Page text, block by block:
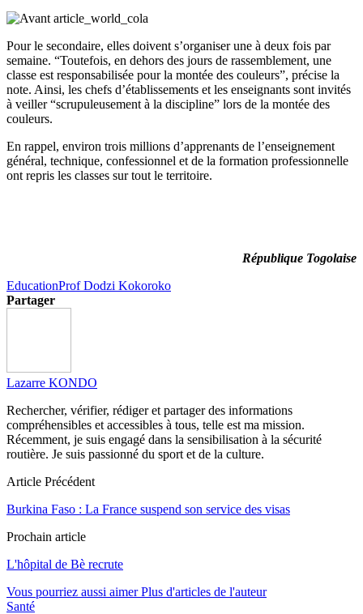
Pour le secondaire, elles doivent s’organiser une à deux fois par
semaine. “Toutefois, en dehors des jours de rassemblement, une
classe est responsabilisée pour la montée des couleurs”, précise la
note. Ainsi, les chefs d’établissements et les enseignants sont invités
à veiller “scrupuleusement à la discipline” lors de la montée des
couleurs.
En rappel, environ trois millions d’apprenants de l’enseignement
général, technique, confessionnel et de la formation professionnelle
ont repris les classes sur tout le territoire.
République Togolaise
EducationProf Dodzi Kokoroko
Partager
Lazarre KONDO
Rechercher, vérifier, rédiger et partager des informations
compréhensibles et accessibles à tous, telle est ma mission.
Récemment, je suis engagé dans la sensibilisation à la sécurité
routière. Je suis passionné du sport et de la culture.
Article Précédent
Burkina Faso : La France suspend son service des visas
Prochain article
L'hôpital de Bè recrute
Vous pourriez aussi aimer Plus d'articles de l'auteur
Santé